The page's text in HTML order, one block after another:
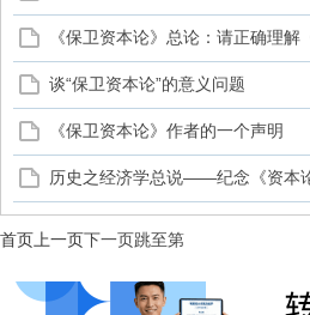
《保卫资本论》总论：请正确理
谈“保卫资本论”的意义问题
《保卫资本论》作者的一个声明
历史之经济学总说——纪念《资本
首页上一页下一页跳至第